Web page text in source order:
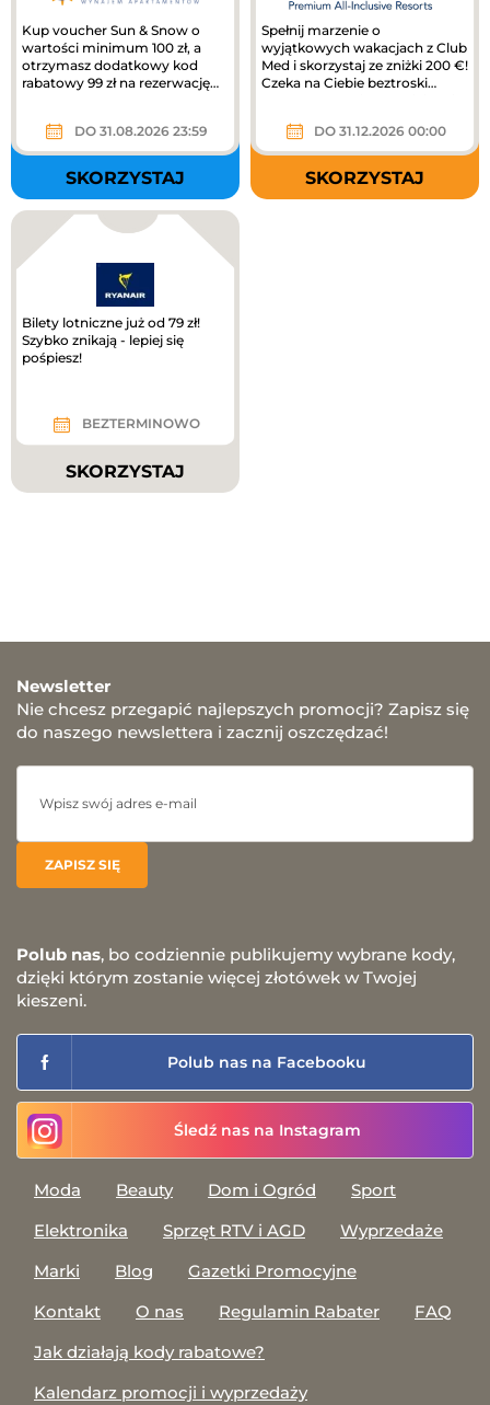
Kup voucher Sun & Snow o
wartości minimum 100 zł, a
otrzymasz dodatkowy kod
rabatowy 99 zł na rezerwację
DO 31.08.2026 23:59
SKORZYSTAJ
Spełnij marzenie o
wyjątkowych wakacjach z Club
Med i skorzystaj ze zniżki 200 €!
Czeka na Ciebie beztroski
DO 31.12.2026 00:00
SKORZYSTAJ
Bilety lotniczne już od 79 zł!
Szybko znikają - lepiej się
pośpiesz!
BEZTERMINOWO
SKORZYSTAJ
Newsletter
Nie chcesz przegapić najlepszych promocji? Zapisz się
do naszego newslettera i zacznij oszczędzać!
Polub nas, bo codziennie publikujemy wybrane kody,
dzięki którym zostanie więcej złotówek w Twojej
kieszeni.
Polub nas na Facebooku
Śledź nas na Instagram
Moda Beauty Dom i Ogród
Sport
Elektronika
Sprzęt RTV i AGD
Wyprzedaże
Marki
Blog
Gazetki Promocyjne
Kontakt
O nas Regulamin Rabater
FAQ
Jak działają kody rabatowe?
Kalendarz promocji i wyprzedaży